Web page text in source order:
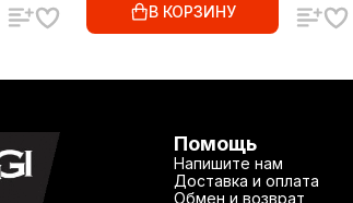
В КОРЗИНУ
Помощь
Напишите нам
Доставка и оплата
Обмен и возврат